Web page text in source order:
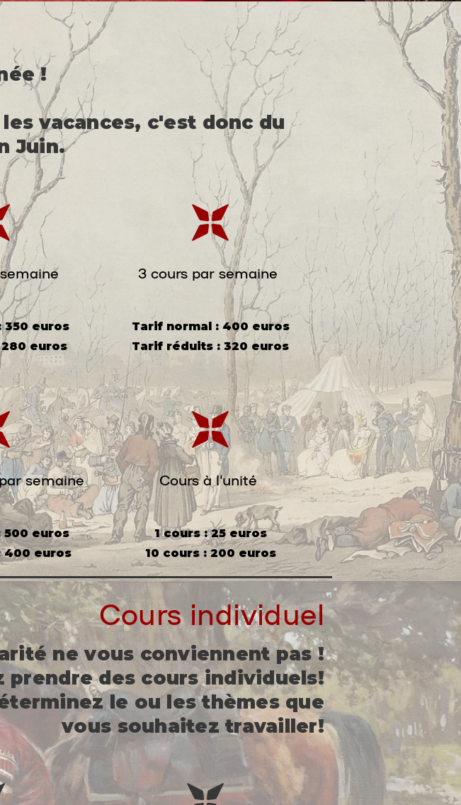
!
vacances, c'est donc du
Juin.
350 euros
euros
semaine
500 euros
400 euros
3 cours par semaine
Tarif normal : 400 euros
Tarif réduits : 320 euros
Cours à l'unité
1 cours : 25 euros
10 cours : 200 euros
Cours individuel
ne vous conviennent pas !​
prendre des cours individuels!
le ou les thèmes que
vous souhaitez travailler!